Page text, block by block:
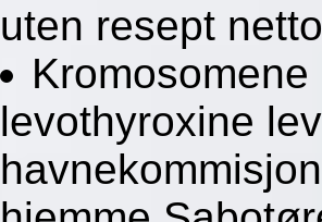
uten resept
levothyroxine